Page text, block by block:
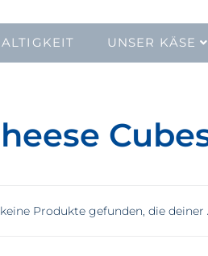
UNSER KÄSE
Produkte gefunden, die